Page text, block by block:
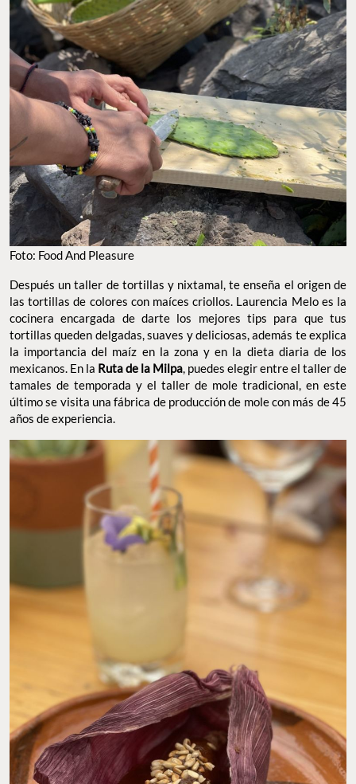
Foto: Food And Pleasure
Después un taller de tortillas y nixtamal, te enseña el origen de
las tortillas de colores con maíces criollos. Laurencia Melo es la
cocinera encargada de darte los mejores tips para que tus
tortillas queden delgadas, suaves y deliciosas, además te explica
la importancia del maíz en la zona y en la dieta diaria de los
mexicanos. En la Ruta de la Milpa, puedes elegir entre el taller de
tamales de temporada y el taller de mole tradicional, en este
último se visita una fábrica de producción de mole con más de 45
años de experiencia.